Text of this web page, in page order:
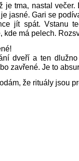
je tma, nastal večer.
jasné. Gari se
jít spát. Vstanu
kde má pelech.
dveří a ten
zavřené. Je to
že rituály jsou